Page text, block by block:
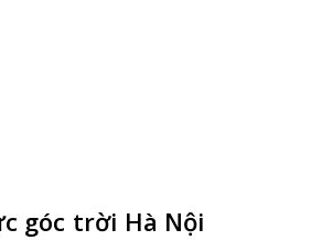
góc trời Hà Nội